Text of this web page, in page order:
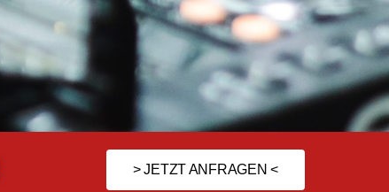
> JETZT ANFRAGEN <